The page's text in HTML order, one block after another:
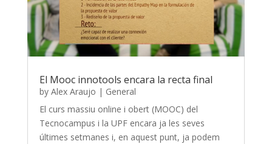
El Mooc innotools encara la recta final
by Alex Araujo | General
El curs massiu online i obert (MOOC) del
Tecnocampus i la UPF encara ja les seves
últimes setmanes i, en aquest punt, ja podem